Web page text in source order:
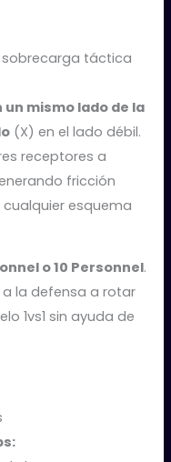
sobrecarga táctica
mismo lado de la
(X) en el lado débil.
receptores a
fricción
esquema
o 10 Personnel.
la defensa a rotar
1vs1 sin ayuda de